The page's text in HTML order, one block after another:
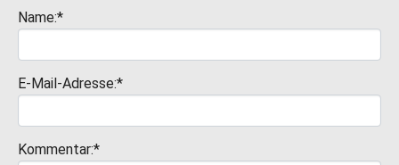
Name:*
E-Mail-Adresse:*
Kommentar:*